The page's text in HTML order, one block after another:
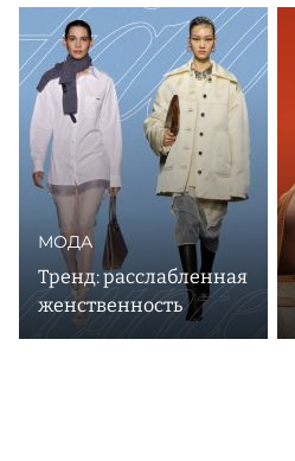
МОДА
Тренд: расслабленная
женственность